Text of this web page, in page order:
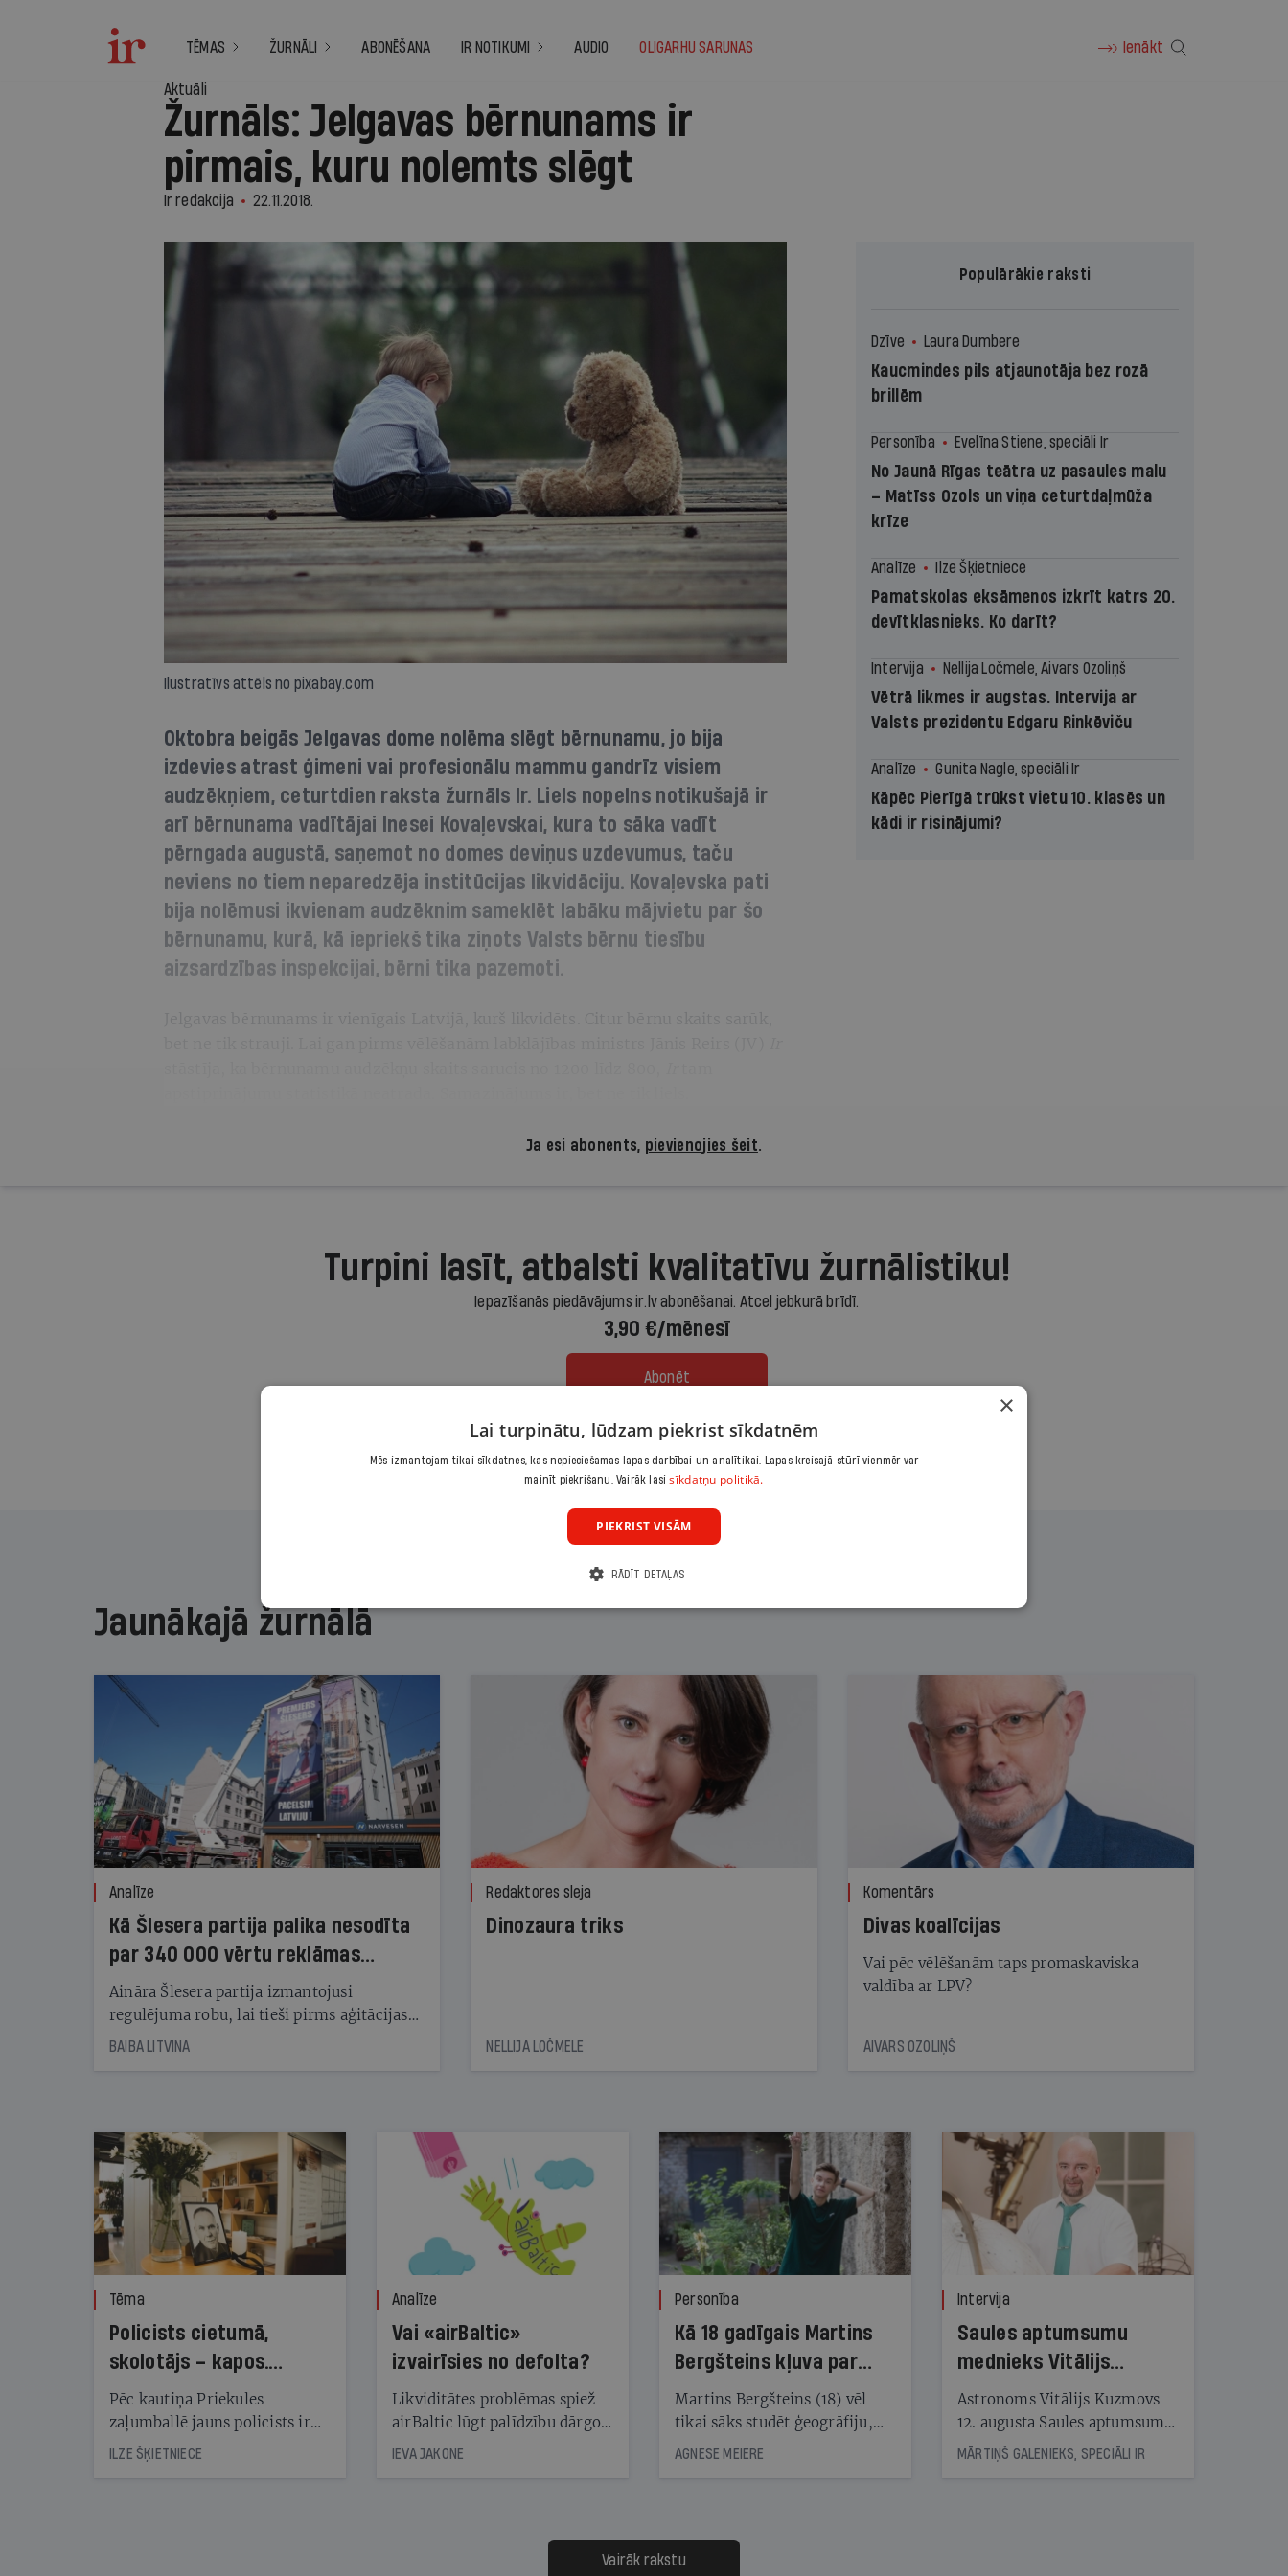
TĒMAS ŽURNĀLI ABONĒŠANA IR NOTIKUMI AUDIO OLIGARHU SARUNAS Ienākt
Aktuāli
Žurnāls: Jelgavas bērnunams ir
pirmais, kuru nolemts slēgt
Ir redakcija 22.11.2018.
Ilustratīvs attēls no pixabay.com
Oktobra beigās Jelgavas dome nolēma slēgt bērnunamu, jo bija
izdevies atrast ģimeni vai profesionālu mammu gandrīz visiem
audzēkņiem, ceturtdien raksta žurnāls Ir. Liels nopelns notikušajā ir
arī bērnunama vadītājai Inesei Kovaļevskai, kura to sāka vadīt
pērngada augustā, saņemot no domes deviņus uzdevumus, taču
neviens no tiem neparedzēja institūcijas likvidāciju. Kovaļevska pati
bija nolēmusi ikvienam audzēknim sameklēt labāku mājvietu par šo
bērnunamu, kurā, kā iepriekš tika ziņots Valsts bērnu tiesību
aizsardzības inspekcijai, bērni tika pazemoti.
Populārākie raksti
Dzīve Laura Dumbere
Kaucmindes pils atjaunotāja bez rozā
brillēm
Personība Evelīna Stiene, speciāli Ir
No Jaunā Rīgas teātra uz pasaules malu
– Matīss Ozols un viņa ceturtdaļmūža
krīze
Analīze Ilze Šķietniece
Pamatskolas eksāmenos izkrīt katrs 20.
devītklasnieks. Ko darīt?
Intervija Nellija Ločmele, Aivars Ozoliņš
Vētrā likmes ir augstas. Intervija ar
Valsts prezidentu Edgaru Rinkēviču
Analīze Gunita Nagle, speciāli Ir
Kāpēc Pierīgā trūkst vietu 10. klasēs un
kādi ir risinājumi?
Ja esi abonents, pievienojies šeit.
Turpini lasīt, atbalsti kvalitatīvu žurnālistiku!
Iepazīšanās piedāvājums ir.lv abonēšanai. Atcel jebkurā brīdī.
3,90 €/mēnesī
Abonēt
Citas abonēšanas iespējas meklē šeit
Jaunākajā žurnālā
Analīze
Kā Šlesera partija palika nesodīta
par 340 000 vērtu reklāmas
kampaņu
Aināra Šlesera partija izmantojusi
regulējuma robu, lai tieši pirms aģitācijas
starta izreklamētos par summu, kas
BAIBA LITVINA
Redaktores sleja
Dinozaura triks
NELLIJA LOČMELE
Komentārs
Divas koalīcijas
Vai pēc vēlēšanām taps promaskaviska
valdība ar LPV?
AIVARS OZOLIŅŠ
Tēma
Policists cietumā,
skolotājs – kapos.
Reibuma cena Priekulē
Pēc kautiņa Priekules
zaļumballē jauns policists ir
nonācis cietumā, bet
cienījams pedagogs — kapos.
ILZE ŠĶIETNIECE
Analīze
Vai «airBaltic»
izvairīsies no defolta?
Likviditātes problēmas spiež
airBaltic lūgt palīdzību dārgo
obligāciju turētājiem, taču
samaksāt augstos procentus,
kas jāpārskaita jau trīs dienas
IEVA JAKONE
Personība
Kā 18 gadīgais Martins
Bergšteins kļuva par
laika ziņu seju?
Martins Bergšteins (18) vēl
tikai sāks studēt ģeogrāfiju,
bet viņa sacītajam jau uzticas
uzcītīga darba, mammas
atbalsts un drosme turpināt
AGNESE MEIERE
Intervija
Saules aptumsumu
mednieks Vitālijs
Kuzmovs
Astronoms Vitālijs Kuzmovs
12. augusta Saules aptumsumu
dosies vērot Maļorkā, kur tas
būs pilns. Jau nākamajā dienā
MĀRTIŅŠ GALENIEKS, SPECIĀLI IR
Vairāk rakstu
×
Lai turpinātu, lūdzam piekrist sīkdatnēm
Mēs izmantojam tikai sīkdatnes, kas nepieciešamas lapas darbībai un analītikai. Lapas kreisajā stūrī vienmēr var
mainīt piekrišanu. Vairāk lasisīkdatņu politikā.
PIEKRIST VISĀM
RĀDĪT DETAĻAS